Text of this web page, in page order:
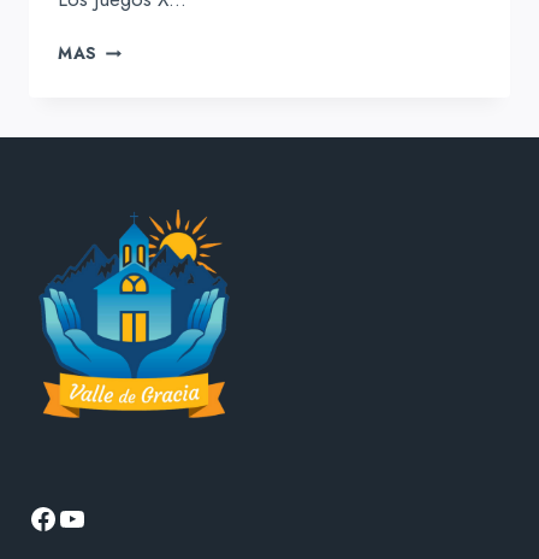
MAS UN
Facebook
YouTube